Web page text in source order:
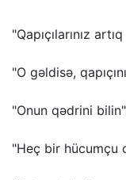
"Qapıçılarınız
"O gəldisə,
"Onun qədrini
"Heç bir hücumçu